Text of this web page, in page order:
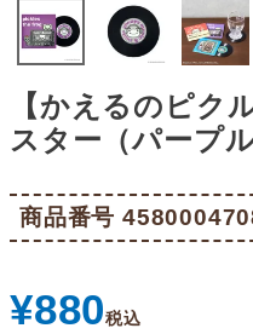
【かえるのピク
スター（パープ
商品番号
¥880税込